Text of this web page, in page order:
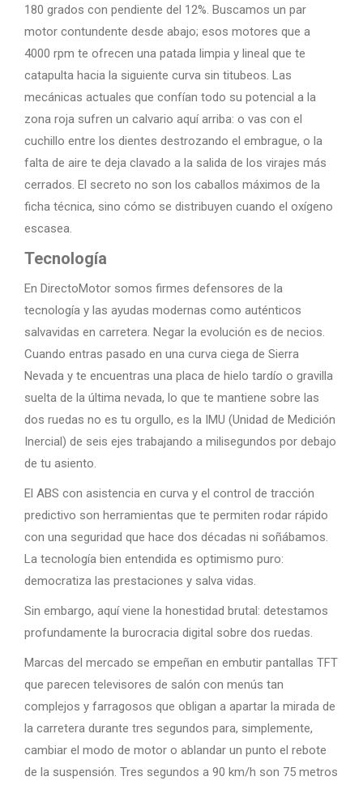
180 grados con pendiente del 12%. Buscamos un par
motor contundente desde abajo; esos motores que a
4000 rpm te ofrecen una patada limpia y lineal que te
catapulta hacia la siguiente curva sin titubeos. Las
mecánicas actuales que confían todo su potencial a la
zona roja sufren un calvario aquí arriba: o vas con el
cuchillo entre los dientes destrozando el embrague, o la
falta de aire te deja clavado a la salida de los virajes más
cerrados. El secreto no son los caballos máximos de la
ficha técnica, sino cómo se distribuyen cuando el oxígeno
escasea.
Tecnología
En DirectoMotor somos firmes defensores de la
tecnología y las ayudas modernas como auténticos
salvavidas en carretera. Negar la evolución es de necios.
Cuando entras pasado en una curva ciega de Sierra
Nevada y te encuentras una placa de hielo tardío o gravilla
suelta de la última nevada, lo que te mantiene sobre las
dos ruedas no es tu orgullo, es la IMU (Unidad de Medición
Inercial) de seis ejes trabajando a milisegundos por debajo
de tu asiento.
El ABS con asistencia en curva y el control de tracción
predictivo son herramientas que te permiten rodar rápido
con una seguridad que hace dos décadas ni soñábamos.
La tecnología bien entendida es optimismo puro:
democratiza las prestaciones y salva vidas.
Sin embargo, aquí viene la honestidad brutal: detestamos
profundamente la burocracia digital sobre dos ruedas.
Marcas del mercado se empeñan en embutir pantallas TFT
que parecen televisores de salón con menús tan
complejos y farragosos que obligan a apartar la mirada de
la carretera durante tres segundos para, simplemente,
cambiar el modo de motor o ablandar un punto el rebote
de la suspensión. Tres segundos a 90 km/h son 75 metros